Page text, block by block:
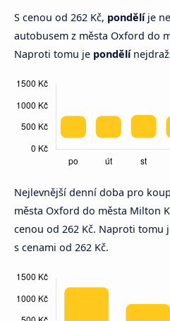
S cenou od 262 Kč, pondělíje
autobusem z města Oxford do
Naproti tomu je pondělí
Nejlevnější denní doba pro
města Oxford do města Milton
cenou od 262 Kč. Naproti tomu
s cenami od 262 Kč.